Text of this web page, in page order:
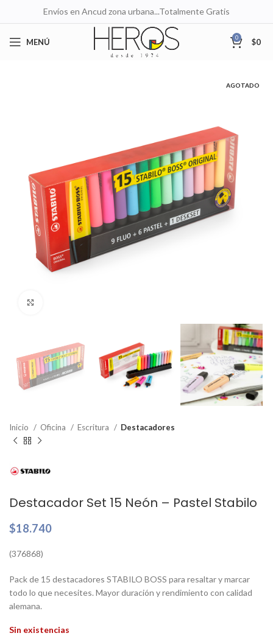
Envíos en Ancud zona urbana...Totalmente Gratis
MENÚ 0 $0
AGOTADO
Inicio Oficina Escritura Destacadores
Destacador Set 15 Neón – Pastel Stabilo
$18.740
(376868)
Pack de 15 destacadores STABILO BOSS para resaltar y marcar
todo lo que necesites. Mayor duración y rendimiento con calidad
alemana.
Sin existencias